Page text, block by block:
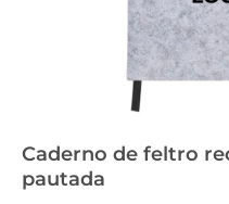
Caderno de feltro
pautada